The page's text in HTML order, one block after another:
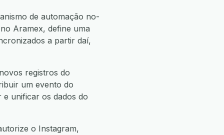
de automação no-
Aramex, define uma
a partir daí,
registros do
um evento do
unificar os dados do
o Instagram,